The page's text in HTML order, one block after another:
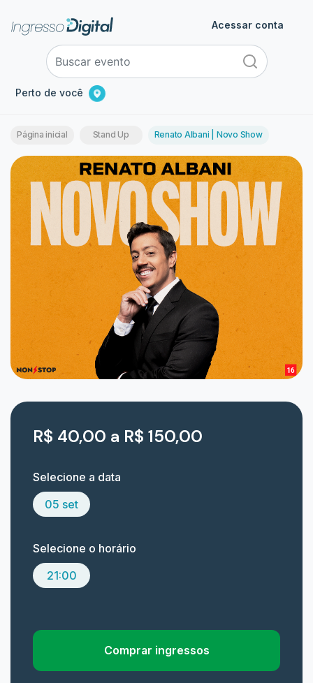
Perto de você
Acessar conta
Página inicial Stand Up Renato Albani | Novo Show
R$ 40,00 a R$ 150,00
Selecione a data
05 set
Selecione o horário
21:00
Comprar ingressos